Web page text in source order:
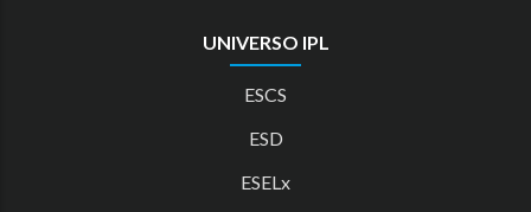
UNIVERSO IPL
ESCS
ESD
ESELx